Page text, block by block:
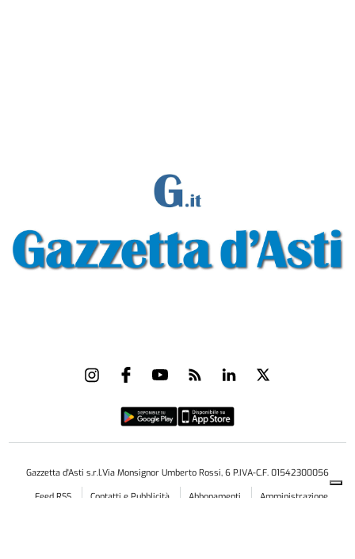
Gazzetta d'Asti s.r.l.Via Monsignor Umberto Rossi, 6 P.IVA-C.F. 01542300056
Feed RSS
Contatti e Pubblicità Abbonamenti
Amministrazione